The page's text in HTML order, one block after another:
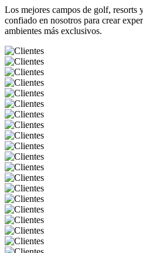
Los mejores campos de golf, resorts
confiado en nosotros para crear
ambientes más exclusivos.